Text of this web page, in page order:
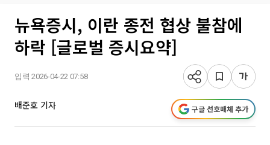
뉴욕증시, 이란 종전 협상 불참에
하락 [글로벌 증시요약]
입력 2026-04-22 07:58
배준호 기자 구글 선호매체 추가